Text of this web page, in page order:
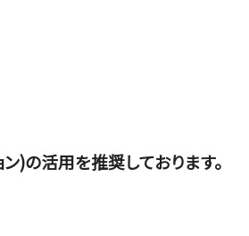
)の活用を推奨しております。